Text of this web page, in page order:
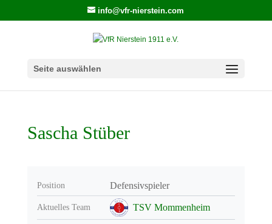
info@vfr-nierstein.com
Seite auswählen
Sascha Stüber
Position Defensivspieler
Aktuelles Team TSV Mommenheim